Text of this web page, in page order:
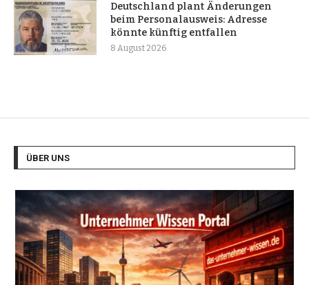
Deutschland plant Änderungen
beim Personalausweis: Adresse
könnte künftig entfallen
8 August 2026
ÜBER UNS